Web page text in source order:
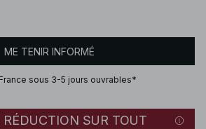
ME TENIR INFORMÉ
sous 3-5 jours ouvrables*
SUR TOUT